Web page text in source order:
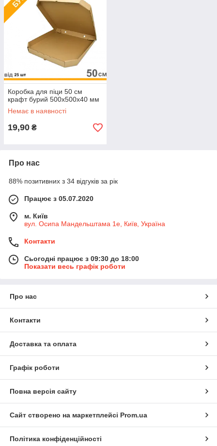
Коробка для піци 50 см
крафт бурий 500х500х40 мм
Немає в наявності
19,90 ₴
Про нас
88% позитивних з 34 відгуків за рік
Працює з 05.07.2020
м. Київ
вул. Осипа Мандельштама 1е, Київ, Україна
Контакти
Сьогодні працює з 09:30 до 18:00
Показати весь графік роботи
Про нас
Контакти
Доставка та оплата
Графік роботи
Повна версія сайту
Сайт створено на маркетплейсі Prom.ua
Політика конфіденційності